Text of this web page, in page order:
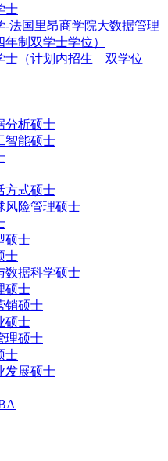
士
-法国里昂商学院大数据管理
制双学士学位）
士（计划内招生—双学位
分析硕士
智能硕士
方式硕士
风险管理硕士
硕士
士
数据科学硕士
硕士
销硕士
硕士
理硕士
士
发展硕士